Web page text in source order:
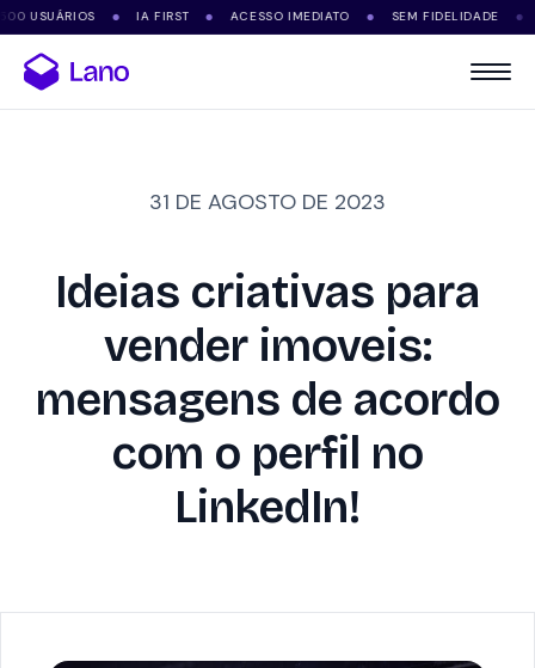
● IA FIRST ● ACESSO IMEDIATO ● SEM FIDELIDADE ●
31 DE AGOSTO DE 2023
Ideias criativas para
vender imoveis:
mensagens de acordo
com o perfil no
LinkedIn!